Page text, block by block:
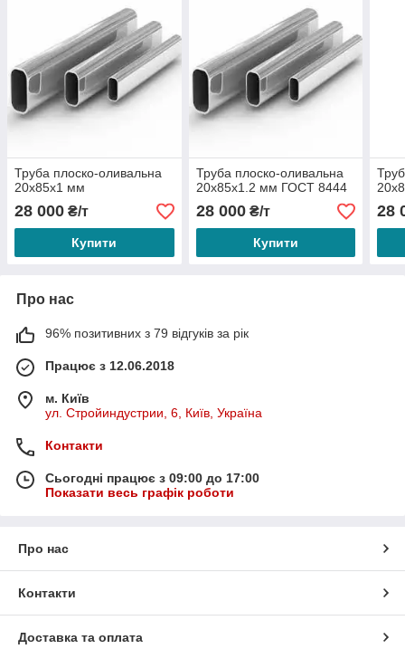
Труба плоско-оливальна
20х85х1 мм
28 000 ₴/т
Купити
Труба плоско-оливальна
20х85х1.2 мм ГОСТ 8444
28 000₴/т
Купити
28
Про нас
96% позитивних з 79 відгуків за рік
Працює з 12.06.2018
м. Київ
ул. Стройиндустрии, 6, Київ, Україна
Контакти
Сьогодні працює з 09:00 до 17:00
Показати весь графік роботи
Про нас
Контакти
Доставка та оплата